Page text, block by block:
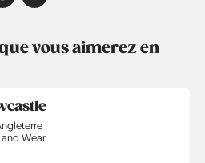
vous aimerez en
Wear